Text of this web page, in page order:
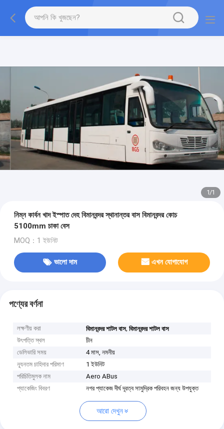
1/1
নিম্ন কার্বন খাদ ইস্পাত দেহ বিমানবন্দর স্থানান্তর বাস বিমানবন্দর কোচ
5100mm চাকা বেস
MOQ：1 ইউনিট
ভালো দাম এখন যোগাযোগ
পণ্যের বর্ণনা
লক্ষণীয় করা বিমানবন্দর শাটল বাস,বিমানবন্দর শাটল বাস
উৎপত্তি স্থল
চীন
ডেলিভারি সময়
4 মাস, নমনীয়
ন্যূনতম চাহিদার পরিমাণ
1 ইউনিট
পরিচিতিমুলক নাম
Aero ABus
প্যাকেজিং বিবরণ
নগর প্যাকেজ দীর্ঘ দূরত্ব সামুদ্রিক পরিবহন জন্য উপযুক্ত
আরো দেখুন